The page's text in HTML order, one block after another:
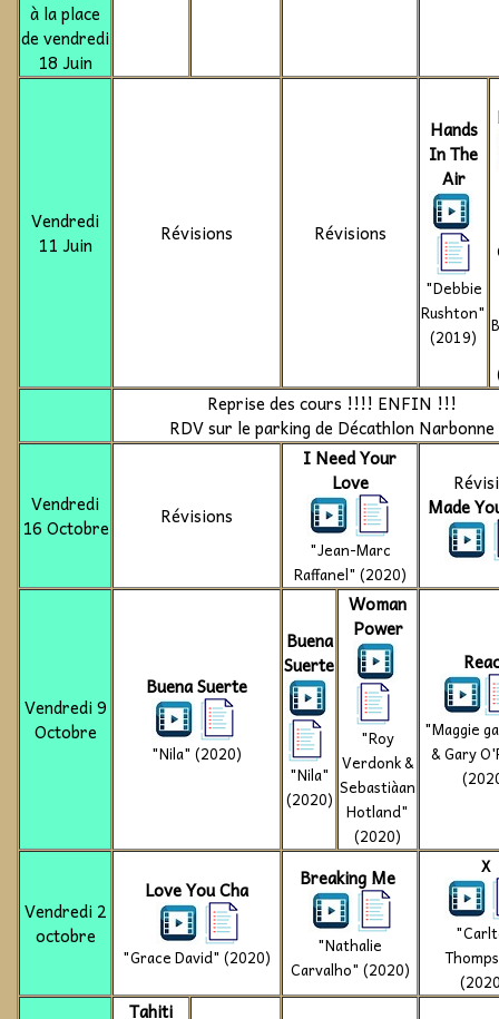
à la place
de vendredi
18 Juin
Vendredi
11 Juin
Révisions Révisions
Hands
In The
Air
"Debbie
Rushton"
(2019)
Reprise des cours !!!! ENFIN !!!
RDV sur le parking de Décathlon Narbonne
Vendredi
16 Octobre
Révisions
I Need Your
Love
"Jean-Marc
Raffanel" (2020)
Made
Vendredi 9
Octobre
Buena Suerte
"Nila" (2020)
Buena
Suerte
"Nila"
(2020)
Woman
Power
"Roy
Verdonk &
Sebastiàan
Hotland"
(2020)
"Maggie
& Gary
Vendredi 2
octobre
Love You Cha
"Grace David" (2020)
Breaking Me
"Nathalie
Carvalho" (2020)
X
Tahiti